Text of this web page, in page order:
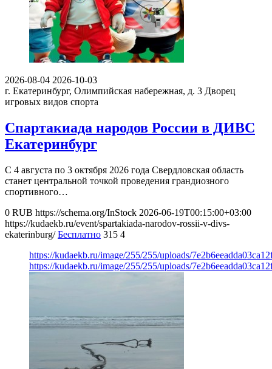
2026-08-04 2026-10-03
г. Екатеринбург, Олимпийская набережная, д. 3 Дворец
игровых видов спорта
Спартакиада народов России в ДИВС
Екатеринбург
С 4 августа по 3 октября 2026 года Свердловская область
станет центральной точкой проведения грандиозного
спортивного…
0 RUB https://schema.org/InStock 2026-06-19T00:15:00+03:00
https://kudaekb.ru/event/spartakiada-narodov-rossii-v-divs-
ekaterinburg/ Бесплатно 315 4
https://kudaekb.ru/image/255/255/uploads/
https://kudaekb.ru/image/255/255/uploads/